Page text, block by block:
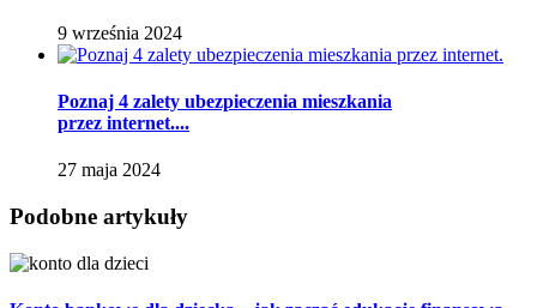
9 września 2024
Poznaj 4 zalety ubezpieczenia mieszkania
przez internet....
27 maja 2024
Podobne artykuły